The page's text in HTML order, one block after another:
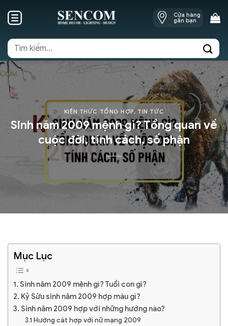
Cửa hàng
gần bạn
Tìm
kiếm:
KIẾN THỨC TỔNG HỢP, TIN TỨC
Sinh năm 2009 mệnh gì? Tổng quan về
cuộc đời, tính cách, số phận
Mục Lục
1. Sinh năm 2009 mệnh gì? Tuổi con gì?
2. Kỷ Sửu sinh năm 2009 hợp màu gì?
3. Sinh năm 2009 hợp với những hướng nào?
3.1 Hướng cát hợp với nữ mạng 2009